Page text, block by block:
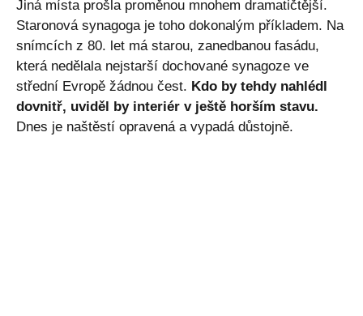
Jiná místa prošla proměnou mnohem dramatičtější.
Staronová synagoga je toho dokonalým příkladem. Na
snímcích z 80. let má starou, zanedbanou fasádu,
která nedělala nejstarší dochované synagoze ve
střední Evropě žádnou čest. Kdo by tehdy nahlédl
dovnitř, uviděl by interiér v ještě horším stavu.
Dnes je naštěstí opravená a vypadá důstojně.